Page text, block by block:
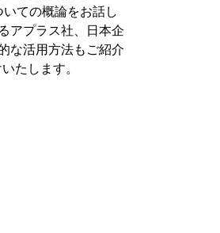
ての概論をお話し
アプラス社、日本企
な活用方法もご紹介
たします。